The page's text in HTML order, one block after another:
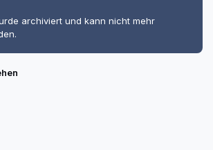
archiviert und kann nicht mehr